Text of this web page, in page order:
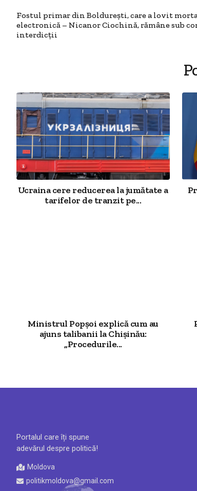
Fostul primar din Boldureşti, care a lovit
electronică – Nicanor Ciochină, rămâne sub
interdicţii
Ucraina cere reducerea la jumătate a
tarifelor de tranzit pe...
Ministrul Popșoi explică cum au
ajuns talibanii la Chișinău:
„Procedurile...
Portalul care îți spune
adevărul despre politică!
Moldova
politikmoldova@gmail.com